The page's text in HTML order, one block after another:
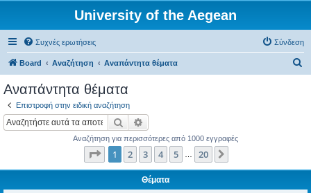
University of the Aegean
Συχνές ερωτήσεις Σύνδεση
Board Αναζήτηση Αναπάντητα θέματα
Αναπάντητα θέματα
Επιστροφή στην ειδική αναζήτηση
Αναζήτηση
Αναζήτηση για περισσότερες από 1000 εγγραφές
Σελίδα από20
1 2 3 4 5 20
Θέματα